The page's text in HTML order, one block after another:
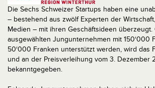
Die Sechs Schweizer Startups haben eine
– bestehend aus zwölf Experten der
Medien – mit ihren Geschäftsideen überzeugt.
ausgewählten Jungunternehmen mit 150‘000
50‘000 Franken unterstützt werden, wird das
und an der Preisverleihung vom 3. Dezember
bekanntgegeben.